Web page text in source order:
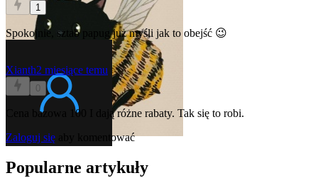
1
Spokojnie, sztab papug już myśli jak to obejść 😉
Xianth2 miesiące temu
0
Cena bazowa 100 I dają różne rabaty. Tak się to robi.
Zaloguj się aby komentować
Popularne artykuły